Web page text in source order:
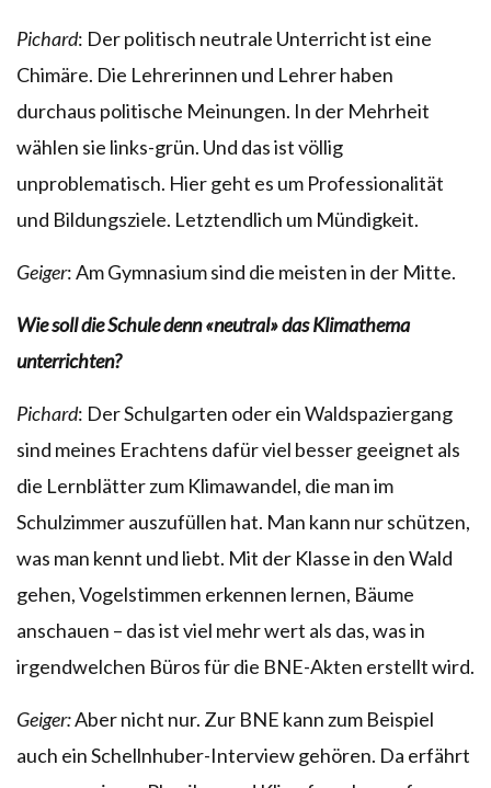
Pichard: Der politisch neutrale Unterricht ist eine
Chimäre. Die Lehrerinnen und Lehrer haben
durchaus politische Meinungen. In der Mehrheit
wählen sie links-grün. Und das ist völlig
unproblematisch. Hier geht es um Professionalität
und Bildungsziele. Letztendlich um Mündigkeit.
Geiger: Am Gymnasium sind die meisten in der Mitte.
Wie soll die Schule denn «neutral» das Klimathema
unterrichten?
Pichard: Der Schulgarten oder ein Waldspaziergang
sind meines Erachtens dafür viel besser geeignet als
die Lernblätter zum Klimawandel, die man im
Schulzimmer auszufüllen hat. Man kann nur schützen,
was man kennt und liebt. Mit der Klasse in den Wald
gehen, Vogelstimmen erkennen lernen, Bäume
anschauen – das ist viel mehr wert als das, was in
irgendwelchen Büros für die BNE-Akten erstellt wird.
Geiger:Aber nicht nur. Zur BNE kann zum Beispiel
auch ein Schellnhuber-Interview gehören. Da erfährt